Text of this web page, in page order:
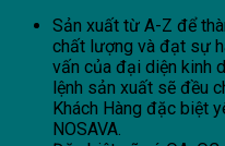
Sản xuất từ A-Z để
chất lượng và đạt sự
vấn của đại diện kinh
lệnh sản xuất sẽ đều
Khách Hàng đặc biệt
NOSAVA.